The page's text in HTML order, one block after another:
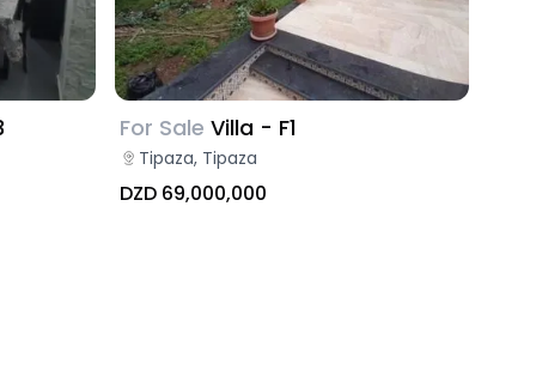
For Sale Villa - F1
Tipaza, Tipaza
DZD 69,000,000